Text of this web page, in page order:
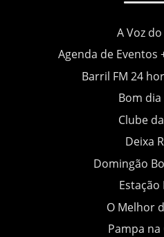
A Voz
Agenda de Eventos
Barril FM 24
Bom
Clube
Deixa
Domingão
Estação
O Melhor
Pampa